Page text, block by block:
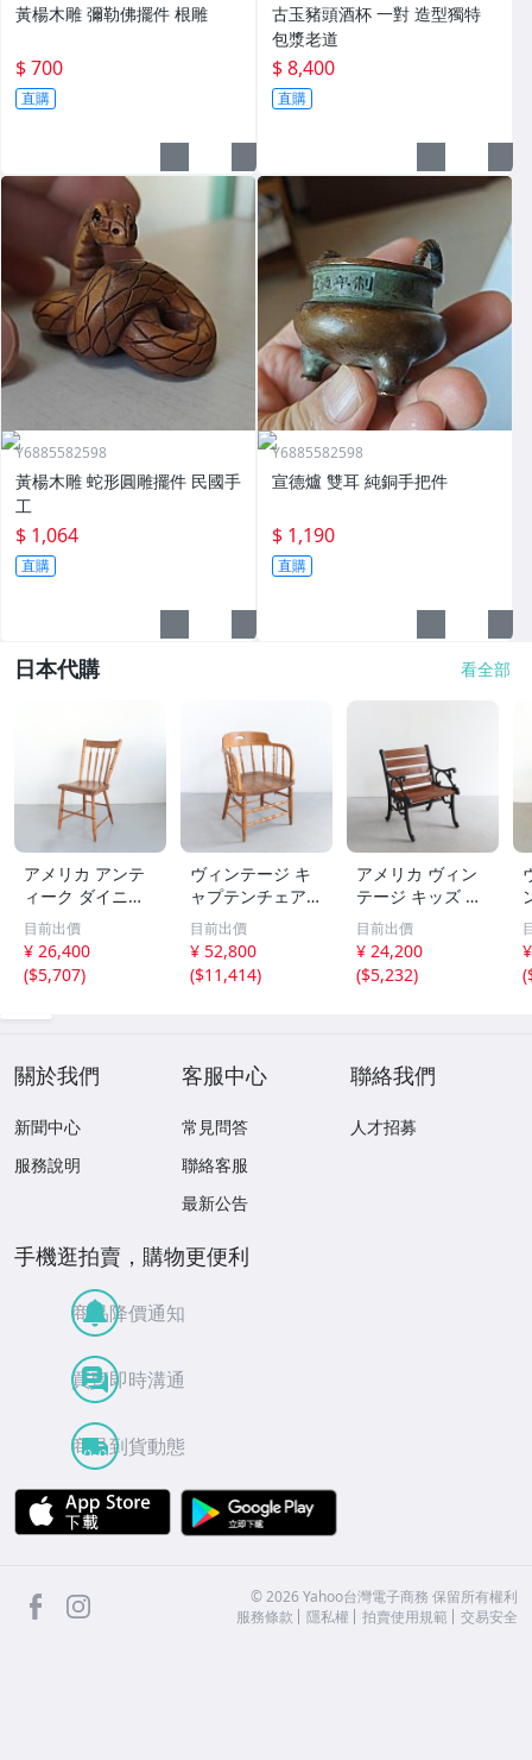
黃楊木雕 彌勒佛擺件 根雕
$ 700
直購
古玉豬頭酒杯 一對 造型獨特
包漿老道
$ 8,400
直購
Y6885582598
黃楊木雕 蛇形圓雕擺件 民國手
工
$ 1,064
直購
Y6885582598
宣德爐 雙耳 純銅手把件
$ 1,190
直購
日本代購 看全部
アメリカ アンテ
ィーク ダイニン
グチェア【＃492
3】ヴィンテージ
USA カフェ椅子
チェア 店舗什器
目前出價
¥ 26,400
($5,707)
ヴィンテージ キ
ャプテンチェア/
アンティーク ア
メリカ 木製 椅子
チェア 家具 USA
インテリア＃705
目前出價
¥ 52,800
($11,414)
アメリカ ヴィン
テージ キッズ ベ
ンチ / 木製 椅子
店舗什器 チェア
USA ガーデニン
グ ディスプレイ
目前出價
¥ 24,200
($5,232)
(
關於我們
新聞中心
服務說明
客服中心
常見問答
聯絡客服
最新公告
聯絡我們
人才招募
手機逛拍賣，購物更便利
商品降價通知
買賣即時溝通
商品到貨動態
APP Store
facebook ©2026 Yahoo台灣電子商務 保留所有權利
服務條款
隱私權 拍賣使用規範 交易安全